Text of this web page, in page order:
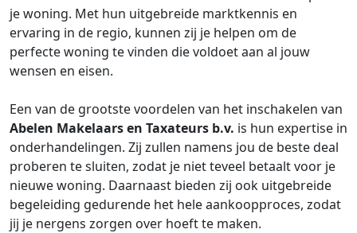
je woning. Met hun uitgebreide marktkennis en
ervaring in de regio, kunnen zij je helpen om de
perfecte woning te vinden die voldoet aan al jouw
wensen en eisen.
Een van de grootste voordelen van het inschakelen van
Abelen Makelaars en Taxateurs b.v. is hun expertise in
onderhandelingen. Zij zullen namens jou de beste deal
proberen te sluiten, zodat je niet teveel betaalt voor je
nieuwe woning. Daarnaast bieden zij ook uitgebreide
begeleiding gedurende het hele aankoopproces, zodat
jij je nergens zorgen over hoeft te maken.